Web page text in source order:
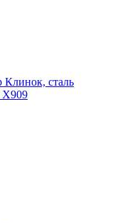
сталь
X909